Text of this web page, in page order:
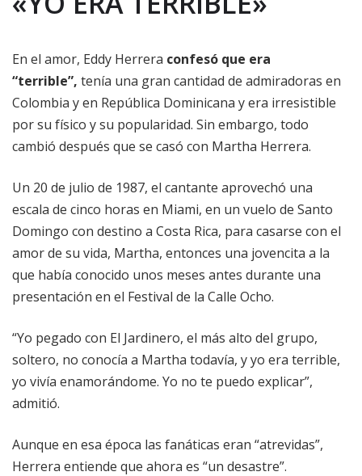
En el amor, Eddy Herrera confesó que era
“terrible”, tenía una gran cantidad de admiradoras en
Colombia y en República Dominicana y era irresistible
por su físico y su popularidad. Sin embargo, todo
cambió después que se casó con Martha Herrera.
Un 20 de julio de 1987, el cantante aprovechó una
escala de cinco horas en Miami, en un vuelo de Santo
Domingo con destino a Costa Rica, para casarse con el
amor de su vida, Martha, entonces una jovencita a la
que había conocido unos meses antes durante una
presentación en el Festival de la Calle Ocho.
“Yo pegado con El Jardinero, el más alto del grupo,
soltero, no conocía a Martha todavía, y yo era terrible,
yo vivía enamorándome. Yo no te puedo explicar”,
admitió.
Aunque en esa época las fanáticas eran “atrevidas”,
Herrera entiende que ahora es “un desastre”.